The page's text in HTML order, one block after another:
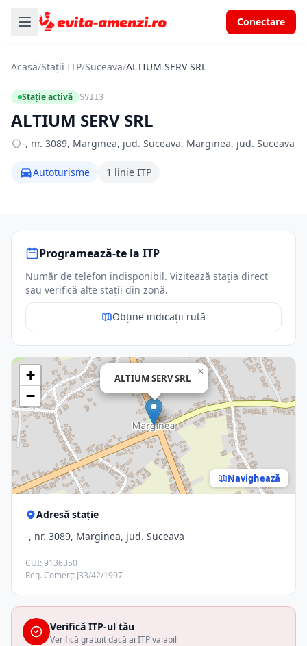
Conectare
Acasă/Stații ITP/Suceava/ALTIUM SERV SRL
Stație activă SV113
ALTIUM SERV SRL
-, nr. 3089, Marginea, jud. Suceava, Marginea, jud. Suceava
Autoturisme 1 linie ITP
Programează-te la ITP
Număr de telefon indisponibil. Vizitează stația direct
sau verifică alte stații din zonă.
Obține indicații rută
ALTIUM SERV SRL
×
+
−
Navighează
Adresă stație
-, nr. 3089, Marginea, jud. Suceava
CUI: 9136350
Reg. Comerț: J33/42/1997
Verifică ITP-ul tău
Verifică gratuit dacă ai ITP valabil